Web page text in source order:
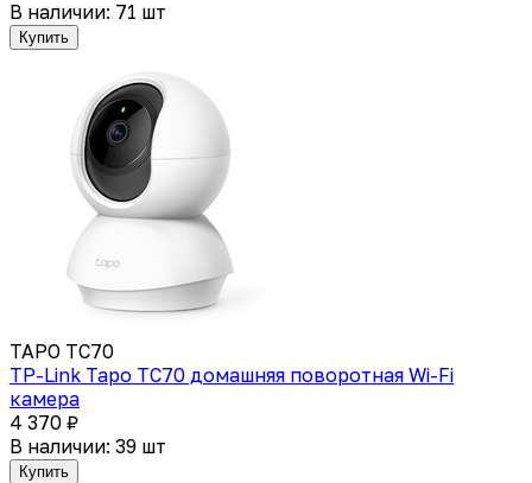
В наличии: 71 шт
Купить
TAPO TC70
TP-Link Tapo TC70 домашняя поворотная Wi-Fi
камера
4 370 ₽
В наличии: 39 шт
Купить